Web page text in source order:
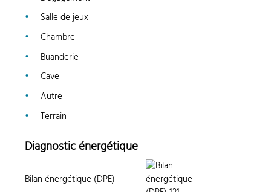
Salle de jeux
Chambre
Buanderie
Cave
Autre
Terrain
Diagnostic énergétique
Bilan énergétique (DPE)